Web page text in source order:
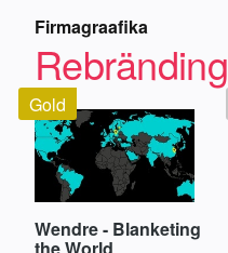
Firmagraafika
Rebränding
Wendre - Blanketing
Gold